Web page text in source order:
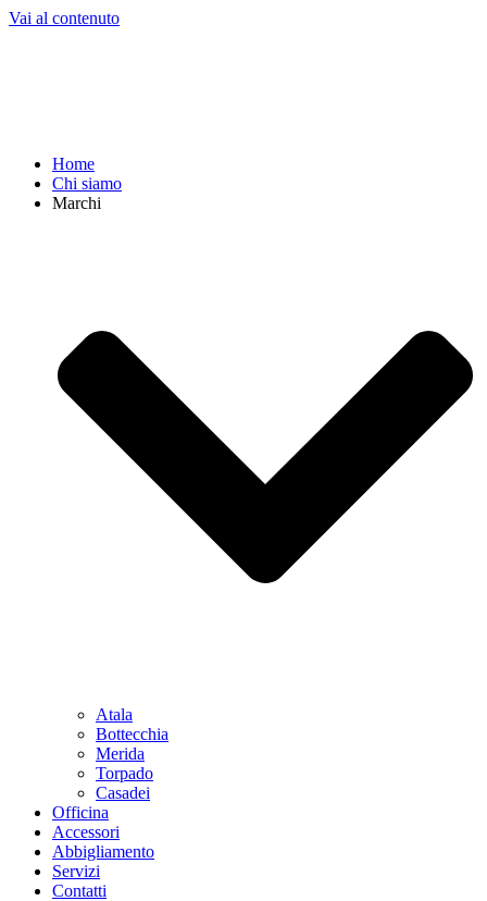
Vai al contenuto
Home
Chi siamo
Marchi
Atala
Bottecchia
Merida
Torpado
Casadei
Officina
Accessori
Abbigliamento
Servizi
Contatti